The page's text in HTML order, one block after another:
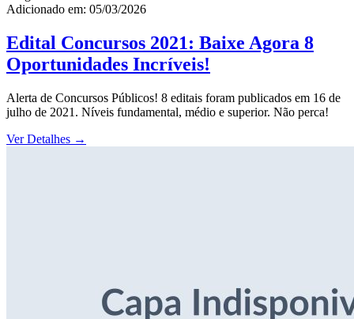
Adicionado em: 05/03/2026
Edital Concursos 2021: Baixe Agora 8
Oportunidades Incríveis!
Alerta de Concursos Públicos! 8 editais foram publicados em 16 de
julho de 2021. Níveis fundamental, médio e superior. Não perca!
Ver Detalhes →